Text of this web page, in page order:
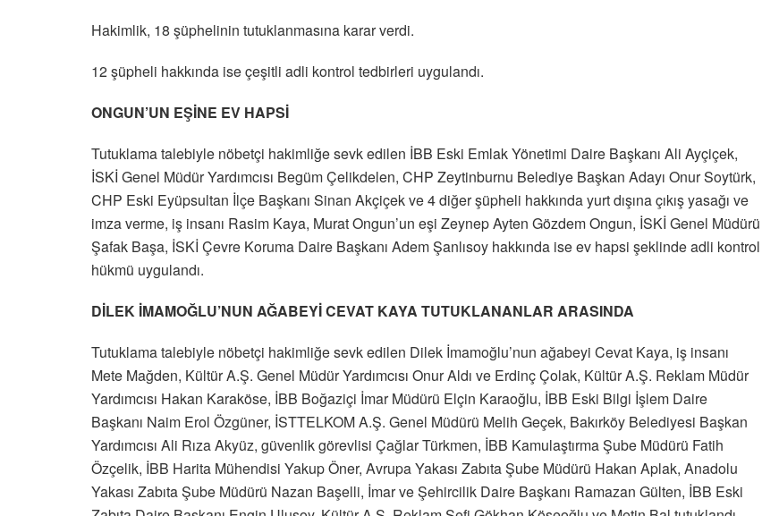
Hakimlik, 18 şüphelinin tutuklanmasına karar verdi.
12 şüpheli hakkında ise çeşitli adli kontrol tedbirleri uygulandı.
ONGUN’UN EŞİNE EV HAPSİ
Tutuklama talebiyle nöbetçi hakimliğe sevk edilen İBB Eski Emlak Yönetimi Daire Başkanı Ali Ayçiçek,
İSKİ Genel Müdür Yardımcısı Begüm Çelikdelen, CHP Zeytinburnu Belediye Başkan Adayı Onur Soytürk,
CHP Eski Eyüpsultan İlçe Başkanı Sinan Akçiçek ve 4 diğer şüpheli hakkında yurt dışına çıkış yasağı ve
imza verme, iş insanı Rasim Kaya, Murat Ongun’un eşi Zeynep Ayten Gözdem Ongun, İSKİ Genel Müdürü
Şafak Başa, İSKİ Çevre Koruma Daire Başkanı Adem Şanlısoy hakkında ise ev hapsi şeklinde adli kontrol
hükmü uygulandı.
DİLEK İMAMOĞLU’NUN AĞABEYİ CEVAT KAYA TUTUKLANANLAR ARASINDA
Tutuklama talebiyle nöbetçi hakimliğe sevk edilen Dilek İmamoğlu’nun ağabeyi Cevat Kaya, iş insanı
Mete Mağden, Kültür A.Ş. Genel Müdür Yardımcısı Onur Aldı ve Erdinç Çolak, Kültür A.Ş. Reklam Müdür
Yardımcısı Hakan Karaköse, İBB Boğaziçi İmar Müdürü Elçin Karaoğlu, İBB Eski Bilgi İşlem Daire
Başkanı Naim Erol Özgüner, İSTTELKOM A.Ş. Genel Müdürü Melih Geçek, Bakırköy Belediyesi Başkan
Yardımcısı Ali Rıza Akyüz, güvenlik görevlisi Çağlar Türkmen, İBB Kamulaştırma Şube Müdürü Fatih
Özçelik, İBB Harita Mühendisi Yakup Öner, Avrupa Yakası Zabıta Şube Müdürü Hakan Aplak, Anadolu
Yakası Zabıta Şube Müdürü Nazan Başelli, İmar ve Şehircilik Daire Başkanı Ramazan Gülten, İBB Eski